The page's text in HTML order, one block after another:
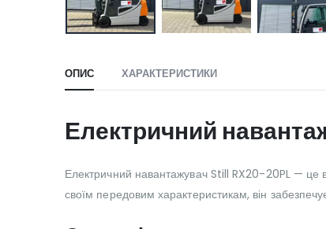
ОПИС ХАРАКТЕРИСТИКИ
Електричний
Електричний навантажувач Still RX20-20PL — це
своїм передовим характеристикам, він